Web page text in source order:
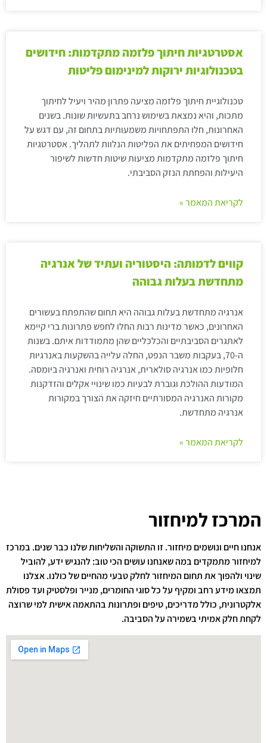
אסטרטגיות חיתוך פלזמה מתקדמות: חידושים
בטכנולוגיות ירוקות למינימום פליטות
טכנולוגיית חיתוך פלזמה מציעה פתרון מהיר ויעיל לחיתוך
מתכות, והיא נמצאת בשימוש נרחב בתעשיות שונות. בשנים
האחרונות, חלו התפתחויות משמעותיות בתחום זה, עם דגש על
חידושים המפחיתים את הפליטות הנלוות לתהליך. אסטרטגיות
חיתוך פלזמה מתקדמות מציעות שיטות חדשות לשיפור
היעילות והפחתת הנזק הסביבתי.
לקריאת המאמר »
קווים לדמותה: היסטוריה ועתיד של אנרגיה
מתחדשת בעלות גבוהה
אנרגיה מתחדשת בעלות גבוהה היא תחום שהתפתח בעשורים
האחרונים, כאשר מדינות רבות החלו לחפש פתרונות ברי קיימא
לאתגרים הסביבתיים והכלכליים שהן מתמודדות איתם. בשנות
ה-70, בעקבות משבר הנפט, החלה עלייה בהשקעות באנרגיות
חלופיות כמו אנרגיה סולארית, אנרגיה רוחית ואנרגיה ביומסה.
המודעות ההולכת וגוברת לבעיות כמו שינויי אקלים והזדקנות
מקורות האנרגיה המסורתיים חיזקה את הצורך במקורות
אנרגיה מתחדשת.
לקריאת המאמר »
המרכז למיחזור
אנחנו חיים ונושמים מיחזור. זו התשוקה והשליחות שלנו כבר שנים. במרכז
למיחזור מתמקדים במה שאנחנו עושים הכי טוב: להנגיש ידע, להוביל
שינוי ולהפוך את תחום המיחזור לחלק טבעי מהחיים של כולנו. אצלנו
תמצאו מידע רחב ומקיף על כל סוגי החומרים, מנייר ופלסטיק ועד פסולת
אלקטרונית, כולל מדריכים, טיפים ופתרונות בהתאמה אישית למי שרוצה
לקחת חלק אמיתי בשמירה על הסביבה.